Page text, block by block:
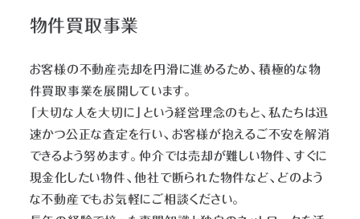
物件買取事業
お客様の不動産売却を円滑に進めるため、積極的な物
件買取事業を展開しています。
「大切な人を大切に」という経営理念のもと、私たちは迅
速かつ公正な査定を行い、お客様が抱えるご不安を解消
できるよう努めます。仲介では売却が難しい物件、すぐに
現金化したい物件、他社で断られた物件など、どのよう
な不動産でもお気軽にご相談ください。